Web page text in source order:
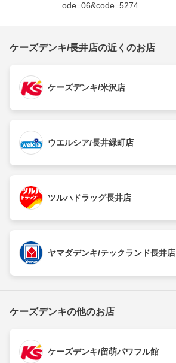
ode=06&code=5274
ケーズデンキ/長井店の近くのお店
ケーズデンキ/米沢店
ウエルシア/長井緑町店
ツルハドラッグ長井店
ヤマダデンキ/テックランド長井店
ケーズデンキの他のお店
ケーズデンキ/留萌パワフル館